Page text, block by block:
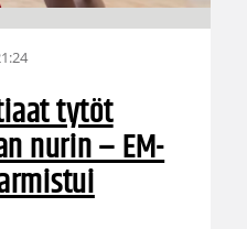
tytöt
nurin – EM-